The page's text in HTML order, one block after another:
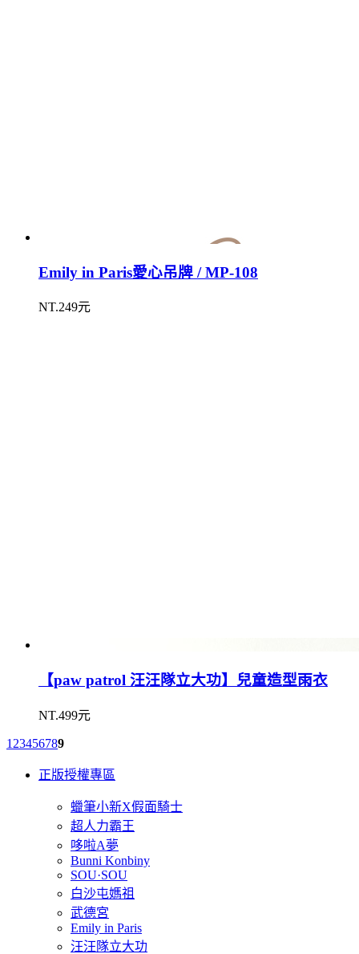
Emily in Paris愛心吊牌 / MP-108
NT.249元
【paw patrol 汪汪隊立大功】兒童造型雨衣
NT.499元
1 23456789
正版授權專區
蠟筆小新X假面騎士
超人力霸王
哆啦A夢
Bunni Konbiny
SOU·SOU
白沙屯媽祖
武德宮
Emily in Paris
汪汪隊立大功